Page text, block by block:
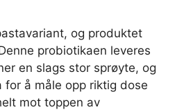
og produktet
probiotikaen leveres
en slags stor sprøyte, og
for å måle opp riktig dose
mot toppen av